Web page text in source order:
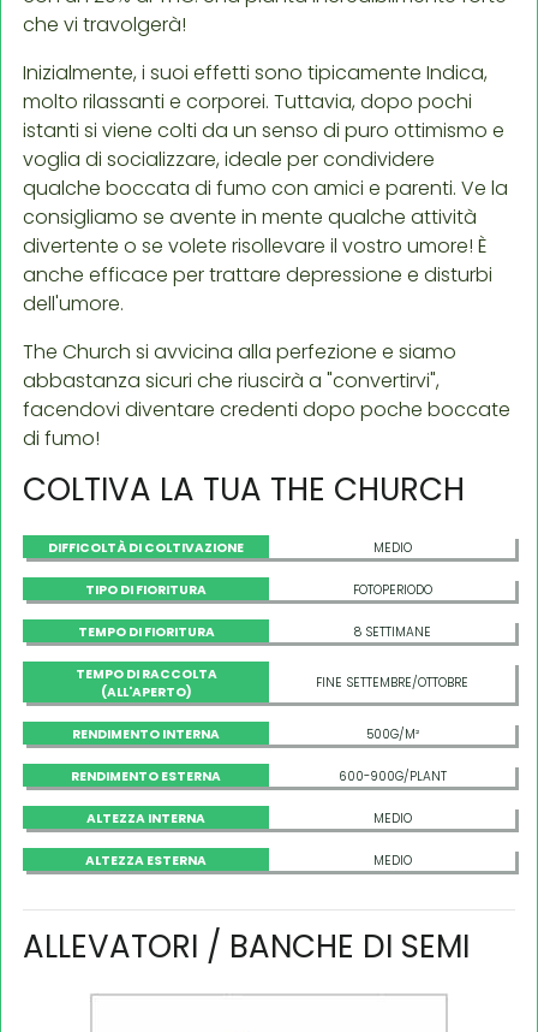
che vi travolgerà!
Inizialmente, i suoi effetti sono tipicamente Indica,
molto rilassanti e corporei. Tuttavia, dopo pochi
istanti si viene colti da un senso di puro ottimismo e
voglia di socializzare, ideale per condividere
qualche boccata di fumo con amici e parenti. Ve la
consigliamo se avente in mente qualche attività
divertente o se volete risollevare il vostro umore! È
anche efficace per trattare depressione e disturbi
dell'umore.
The Church si avvicina alla perfezione e siamo
abbastanza sicuri che riuscirà a "convertirvi",
facendovi diventare credenti dopo poche boccate
di fumo!
COLTIVA LA TUA THE CHURCH
DIFFICOLTÀ DI COLTIVAZIONE MEDIO
TIPO DI FIORITURA FOTOPERIODO
TEMPO DI FIORITURA 8 SETTIMANE
TEMPO DI RACCOLTA
(ALL'APERTO)
FINE SETTEMBRE/OTTOBRE
RENDIMENTO INTERNA 500G/M²
RENDIMENTO ESTERNA 600-900G/PLANT
ALTEZZA INTERNA MEDIO
ALTEZZA ESTERNA MEDIO
ALLEVATORI / BANCHE DI SEMI